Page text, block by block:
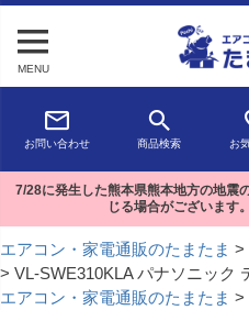
MENU
お問い合わせ 商品検索 お
7/28に発生した熊本県熊本地方の地震
じる場合がございます
エアコン・家電通販のたまたま
VL-SWE310KLA パナソニック
エアコン・家電通販のたまたま